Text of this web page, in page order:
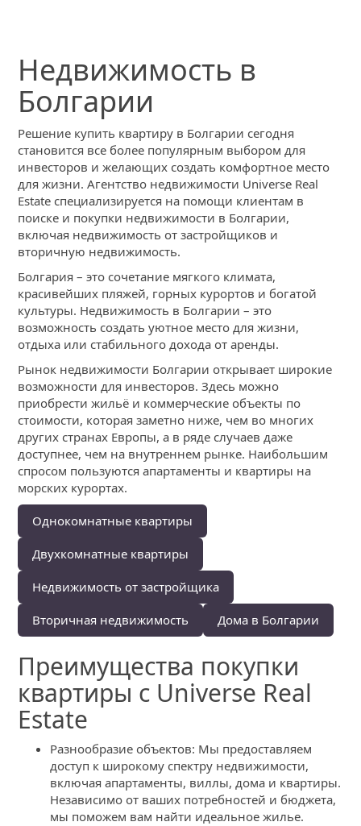
Недвижимость в
Болгарии
Решение купить квартиру в Болгарии сегодня
становится все более популярным выбором для
инвесторов и желающих создать комфортное место
для жизни. Агентство недвижимости Universe Real
Estate специализируется на помощи клиентам в
поиске и покупки недвижимости в Болгарии,
включая недвижимость от застройщиков и
вторичную недвижимость.
Болгария – это сочетание мягкого климата,
красивейших пляжей, горных курортов и богатой
культуры. Недвижимость в Болгарии – это
возможность создать уютное место для жизни,
отдыха или стабильного дохода от аренды.
Рынок недвижимости Болгарии открывает широкие
возможности для инвесторов. Здесь можно
приобрести жильё и коммерческие объекты по
стоимости, которая заметно ниже, чем во многих
других странах Европы, а в ряде случаев даже
доступнее, чем на внутреннем рынке. Наибольшим
спросом пользуются апартаменты и квартиры на
морских курортах.
Однокомнатные квартиры
Двухкомнатные квартиры
Недвижимость от застройщика
Вторичная недвижимость Дома в Болгарии
Преимущества покупки
квартиры с Universe Real
Estate
Разнообразие объектов: Мы предоставляем
доступ к широкому спектру недвижимости,
включая апартаменты, виллы, дома и квартиры.
Независимо от ваших потребностей и бюджета,
мы поможем вам найти идеальное жилье.